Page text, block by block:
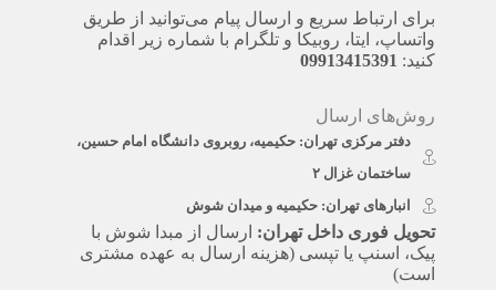
برای ارتباط سریع و ارسال پیام می‌توانید از طریق
واتساپ، ایتا، روبیکا و تلگرام با شماره زیر اقدام
کنید: 09913415391
روش‌های ارسال
دفتر مرکزی تهران: حکیمیه، روبروی دانشگاه امام حسین،
ساختمان غزال ۲
انبارهای تهران: حکیمیه و میدان شوش
تحویل فوری داخل تهران: ارسال از مبدا شوش با
پیک، اسنپ یا تپسی (هزینه ارسال به عهده مشتری
است)